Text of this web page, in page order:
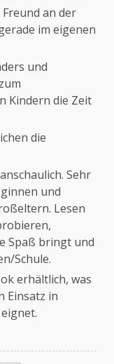
an der
im eigenen
und
Kindern die Zeit
die
Sehr
und
Lesen
Spaß bringt und
Schule.
erhältlich, was
Einsatz in